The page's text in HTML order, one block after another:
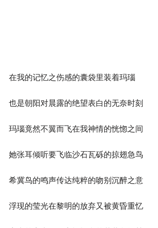
在我的记忆之伤感的囊袋里装着玛瑙
也是朝阳对晨露的绝望表白的无奈时刻
玛瑙竟然不翼而飞在我神情的恍惚之间
她张耳倾听要飞临沙石瓦砾的掠翅急鸟
希冀鸟的鸣声传达纯粹的吻别沉醉之意
浮现的莹光在黎明的放弃又被黄昏重忆